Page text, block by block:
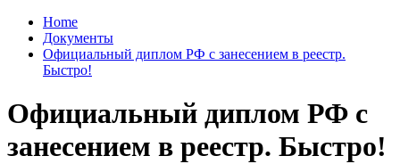
Home
Документы
Официальный диплом РФ с занесением в реестр.
Быстро!
Официальный диплом РФ с
занесением в реестр. Быстро!